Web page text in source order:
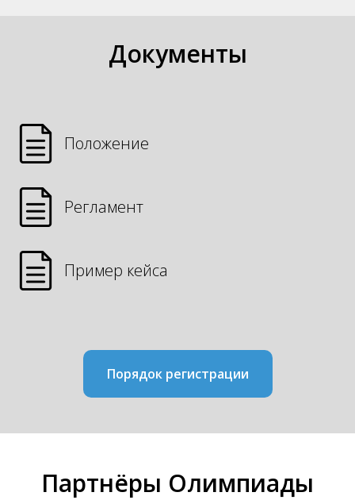
Документы
Положение
Регламент
Пример кейса
Порядок регистрации
Партнёры Олимпиады